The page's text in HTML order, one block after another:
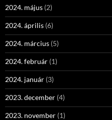
2024. május (2)
2024. április (6)
2024. március (5)
2024. február (1)
2024. január (3)
2023. december (4)
2023. november (1)